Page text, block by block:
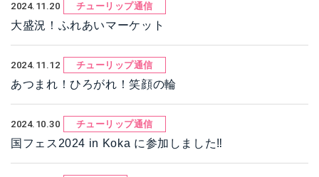
2024.11.20 チューリップ通信
大盛況！ふれあいマーケット
2024.11.12 チューリップ通信
あつまれ！ひろがれ！笑顔の輪
2024.10.30 チューリップ通信
国フェス2024 in Koka に参加しました‼